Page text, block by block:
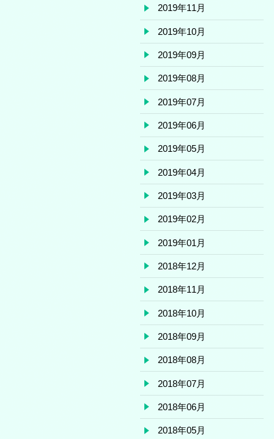
2019年11月
2019年10月
2019年09月
2019年08月
2019年07月
2019年06月
2019年05月
2019年04月
2019年03月
2019年02月
2019年01月
2018年12月
2018年11月
2018年10月
2018年09月
2018年08月
2018年07月
2018年06月
2018年05月